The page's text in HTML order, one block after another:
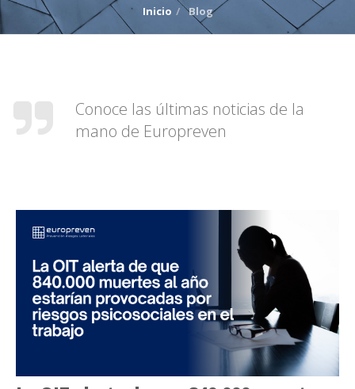
Inicio
Blog
Conoce las últimas noticias de la
mano de Europreven